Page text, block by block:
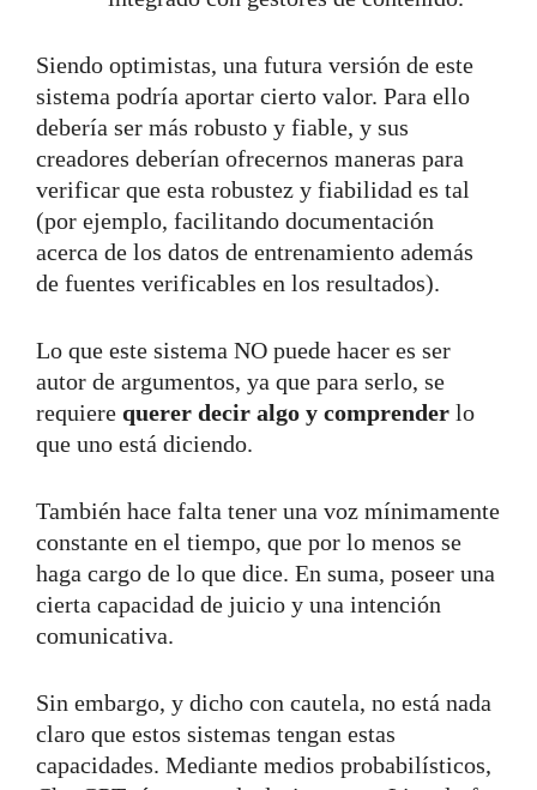
Siendo optimistas, una futura versión de este
sistema podría aportar cierto valor. Para ello
debería ser más robusto y fiable, y sus
creadores deberían ofrecernos maneras para
verificar que esta robustez y fiabilidad es tal
(por ejemplo, facilitando documentación
acerca de los datos de entrenamiento además
de fuentes verificables en los resultados).
Lo que este sistema NO puede hacer es ser
autor de argumentos, ya que para serlo, se
requiere querer decir algo y comprender lo
que uno está diciendo.
También hace falta tener una voz mínimamente
constante en el tiempo, que por lo menos se
haga cargo de lo que dice. En suma, poseer una
cierta capacidad de juicio y una intención
comunicativa.
Sin embargo, y dicho con cautela, no está nada
claro que estos sistemas tengan estas
capacidades. Mediante medios probabilísticos,